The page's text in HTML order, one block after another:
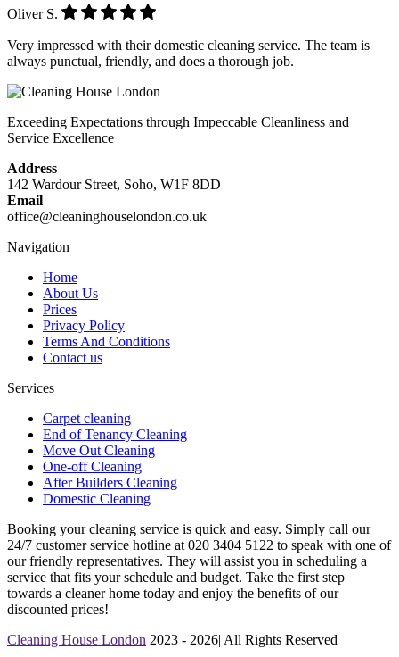
Oliver S.
Very impressed with their domestic cleaning service. The team is
always punctual, friendly, and does a thorough job.
Exceeding Expectations through Impeccable Cleanliness and
Service Excellence
Address
142 Wardour Street, Soho, W1F 8DD
Email
office@cleaninghouselondon.co.uk
Navigation
Home
About Us
Prices
Privacy Policy
Terms And Conditions
Contact us
Services
Carpet cleaning
End of Tenancy Cleaning
Move Out Cleaning
One-off Cleaning
After Builders Cleaning
Domestic Cleaning
Booking your cleaning service is quick and easy. Simply call our
24/7 customer service hotline at 020 3404 5122 to speak with one of
our friendly representatives. They will assist you in scheduling a
service that fits your schedule and budget. Take the first step
towards a cleaner home today and enjoy the benefits of our
discounted prices!
Cleaning House London 2023 - 2026| All Rights Reserved